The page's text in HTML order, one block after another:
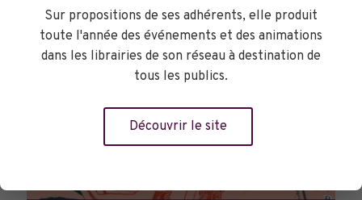
Sur propositions de ses adhérents, elle produit
toute l'année des événements et des animations
dans les librairies de son réseau à destination de
tous les publics.
Découvrir le site